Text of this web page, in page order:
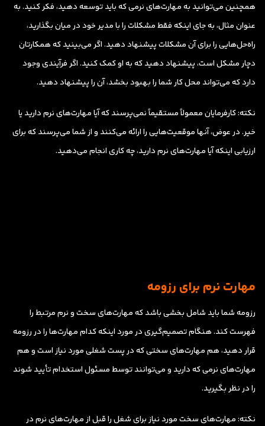
همچنین می‌توانید به مهارت‌های نرمی که باید توسعه دهید، فکر کنید. به
عنوان مثال، به جای اینکه فقط مشکلات را با مدیر خود در میان بگذارید،
راه‌حل‌هایی را برای آن مشکلات پیشنهاد دهید. اگر می‌بینید که همکارتان
دچار مشکل است، پیشنهاد دهید که به او کمک کنید. اگر فرآیندی وجود
دارد که می‌تواند محل کار شما را بهبود بخشد، آن را پیشنهاد دهید.
نکته:کارفرمایان معمولاً مستقیماً نمی‌پرسند که آیا مهارت‌های نرم دارید یا
خیر. در عوض، آنها موقعیت‌هایی را ارائه می‌کنند و از شما می‌پرسند که برای
ارزیابی اینکه آیا مهارت‌های نرم دارید، چه کاری انجام می‌دهید.
مهارت نرم برای رزومه
رزومه شما باید شامل بخشی باشد که مهارت‌های سخت و نرم مرتبط را
فهرست کند. هنگام تصمیم‌گیری در مورد اینکه کدام مهارت‌ها را در رزومه
قرار دهید، هم مهارت‌های سختی که در پست شغلی مورد نیاز است و هم
مهارت‌های نرمی که دارید و می‌توانند توسط مسئول استخدام تأیید شوند
را در نظر بگیرید.
نکته:مهارت‌های سخت مورد نیاز برای شغل را قبل از مهارت‌های نرم در